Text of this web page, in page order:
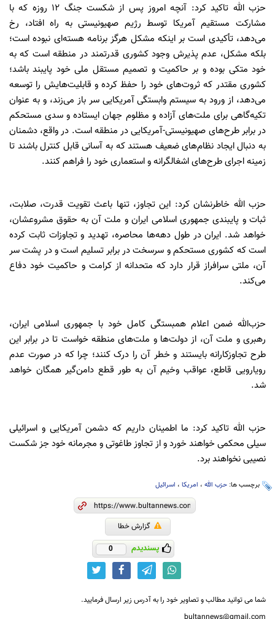
حزب الله تاکید کرد: آنچه امروز پس از شکست جنگ ۱۲ روزه که با
مشارکت مستقیم آمریکا توسط رژیم صهیونیستی به راه افتاد، رخ
می‌دهد، تأکیدی است بر اینکه مشکل هرگز برنامه هسته‌ای نبوده است؛
بلکه مشکل، عدم پذیرش وجود کشوری قدرتمند در منطقه است که به
خود متکی بوده و بر حاکمیت و تصمیم مستقل ملی خود پایبند باشد؛
کشوری مقتدر که ثروت‌های خود را حفظ کرده و قابلیت‌هایش را توسعه
می‌دهد، از ورود به سیستم وابستگی آمریکایی سر باز می‌زند، و به عنوان
تکیه‌گاهی برای ملت‌های آزاده و مظلوم جهان ایستاده و سدی مستحکم
در برابر طرح‌های صهیونیستی-آمریکایی در منطقه است. در واقع، دشمنان
به دنبال ایجاد نظام‌های ضعیف هستند که به آسانی قابل کنترل باشند تا
زمینه اجرای طرح‌های اشغالگرانه و استعماری خود را فراهم کنند.
حزب الله خاطرنشان کرد: این تجاوز، تنها باعث تقویت قدرت، صلابت،
ثبات و پایبندی جمهوری اسلامی ایران و ملت آن به حقوق مشروعشان،
خواهد شد. ایران در طول دهه‌ها محاصره، تهدید و تجاوزات ثابت کرده
است که کشوری مستحکم و سرسخت در برابر تسلیم است و در پشت سر
آن، ملتی سرافراز قرار دارد که متحدانه از کرامت و حاکمیت خود دفاع
می‌کند.
حزب‌الله ضمن اعلام همبستگی کامل خود با جمهوری اسلامی ایران،
رهبری و ملت آن، از دولت‌ها و ملت‌های منطقه خواست تا در برابر این
طرح تجاوزکارانه بایستند و خطر آن را درک کنند؛ چرا که در صورت عدم
رویارویی قاطع، عواقب وخیم آن به طور قطع دامن‌گیر همگان خواهد
شد.
حزب الله تاکید کرد: ما اطمینان داریم که دشمن آمریکایی و اسرائیلی
سیلی محکمی خواهند خورد و از تجاوز طاغوتی و مجرمانه خود جز شکست
نصیبی نخواهند برد.
برچسب ها: حزب الله ، امریکا ، اسرائیل
گزارش خطا
پسندیدم 0
شما می توانید مطالب و تصاویر خود را به آدرس زیر ارسال فرمایید.